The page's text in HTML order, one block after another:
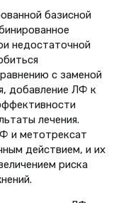
базисной
недостаточной
с заменой
добавление ЛФ к
лечения.
и метотрексат
действием, и их
риска